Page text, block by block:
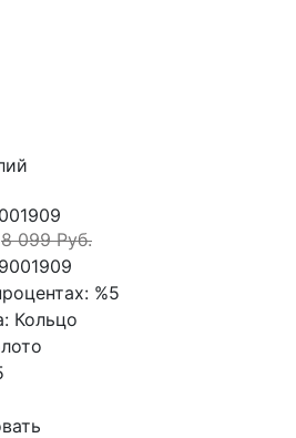
8 099 Руб.
%5
Кольцо